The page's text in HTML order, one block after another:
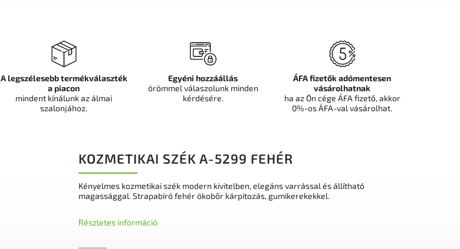
KOZMETIKAI SZÉK A-5299 FEHÉR
Kényelmes kozmetikai szék modern kivitelben, elegáns varrással és állítható
magassággal. Strapabíró fehér ökobőr kárpitozás, gumikerekekkel.
Részletes információ
A legszélesebb termékválaszték
a piacon
mindent kínálunk az álmai
szalonjához.
Egyéni hozzáállás
örömmel válaszolunk minden
kérdésére.
ÁFA fizetők adómentesen
vásárolhatnak
ha az Ön cége ÁFA fizető, akkor
0%-os ÁFA-val vásárolhat.